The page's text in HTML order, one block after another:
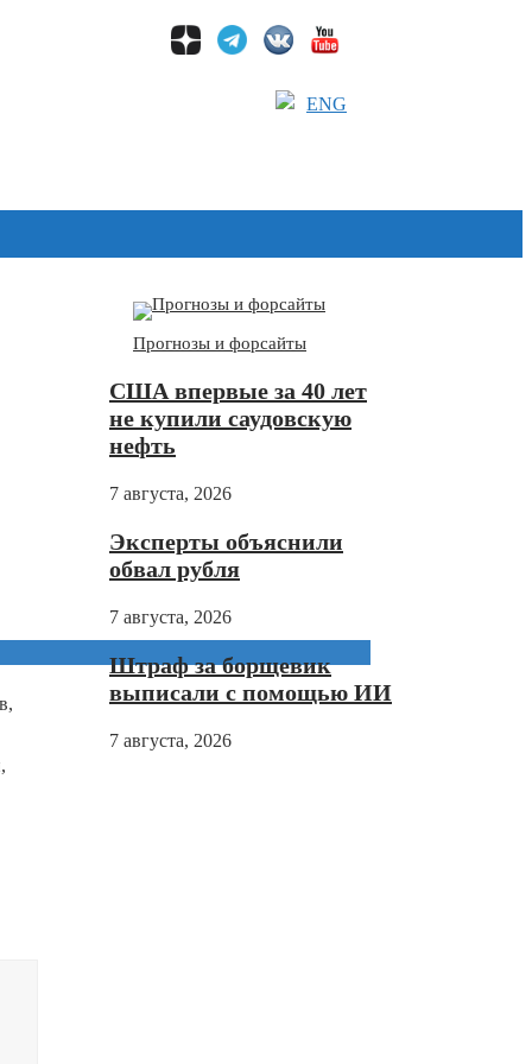
ENG
Прогнозы и форсайты
США впервые за 40 лет
не купили саудовскую
нефть
7 августа, 2026
Эксперты объяснили
обвал рубля
7 августа, 2026
Штраф за борщевик
выписали с помощью ИИ
7 августа, 2026